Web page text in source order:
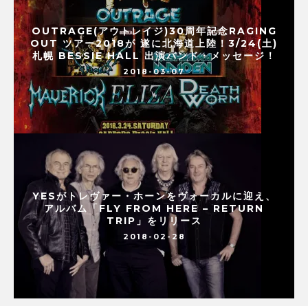
OUTRAGE(アウトレイジ)30周年記念RAGING
OUT ツアー2018が 遂に北海道上陸！3/24(土)
札幌 BESSIE HALL 出演バンド・メッセージ！
2018-03-07
YESがトレヴァー・ホーンをヴォーカルに迎え、
アルバム「FLY FROM HERE – RETURN
TRIP」をリリース
2018-02-28